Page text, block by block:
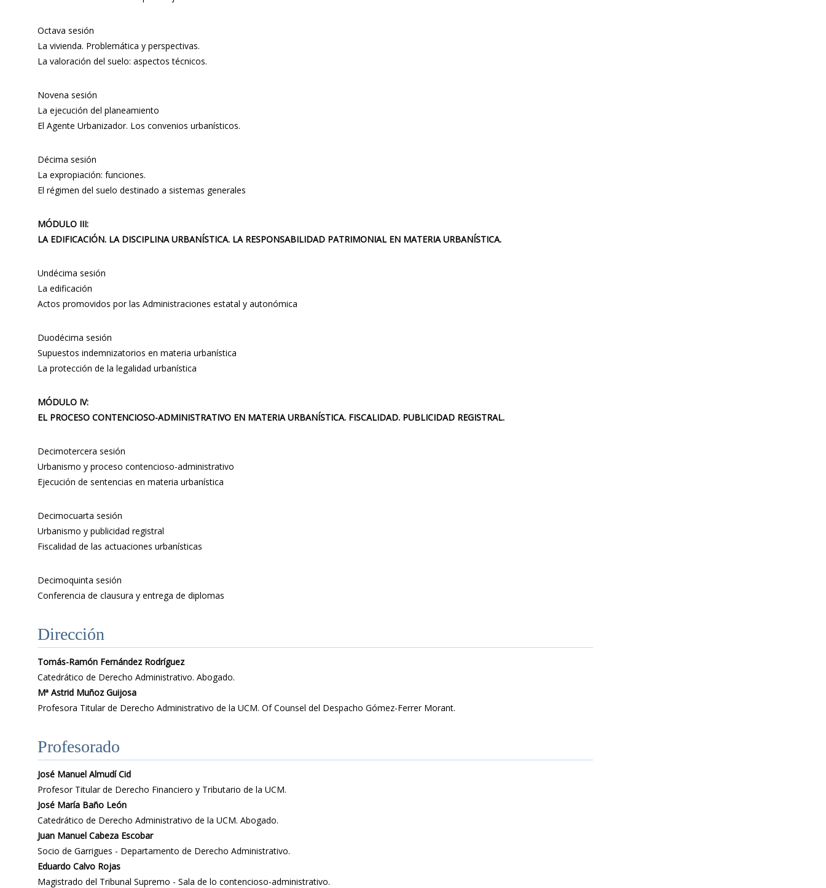
Octava sesión
La vivienda. Problemática y perspectivas.
La valoración del suelo: aspectos técnicos.
Novena sesión
La ejecución del planeamiento
El Agente Urbanizador. Los convenios urbanísticos.
Décima sesión
La expropiación: funciones.
El régimen del suelo destinado a sistemas generales
MÓDULO III:
LA EDIFICACIÓN. LA DISCIPLINA URBANÍSTICA. LA RESPONSABILIDAD PATRIMONIAL EN MATERIA URBANÍSTICA.
Undécima sesión
La edificación
Actos promovidos por las Administraciones estatal y autonómica
Duodécima sesión
Supuestos indemnizatorios en materia urbanística
La protección de la legalidad urbanística
MÓDULO IV:
EL PROCESO CONTENCIOSO-ADMINISTRATIVO EN MATERIA URBANÍSTICA. FISCALIDAD. PUBLICIDAD REGISTRAL.
Decimotercera sesión
Urbanismo y proceso contencioso-administrativo
Ejecución de sentencias en materia urbanística
Decimocuarta sesión
Urbanismo y publicidad registral
Fiscalidad de las actuaciones urbanísticas
Decimoquinta sesión
Conferencia de clausura y entrega de diplomas
Dirección
Tomás-Ramón Fernández Rodríguez
Catedrático de Derecho Administrativo. Abogado.
Mª Astrid Muñoz Guijosa
Profesora Titular de Derecho Administrativo de la UCM. Of Counsel del Despacho Gómez-Ferrer Morant.
Profesorado
José Manuel Almudí Cid
Profesor Titular de Derecho Financiero y Tributario de la UCM.
José María Baño León
Catedrático de Derecho Administrativo de la UCM. Abogado.
Juan Manuel Cabeza Escobar
Socio de Garrigues - Departamento de Derecho Administrativo.
Eduardo Calvo Rojas
Magistrado del Tribunal Supremo - Sala de lo contencioso-administrativo.